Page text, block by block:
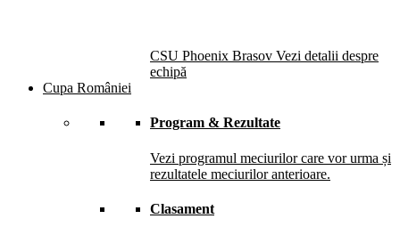
CSU Phoenix Brasov Vezi detalii despre
echipă
Cupa României
Program & Rezultate
Vezi programul meciurilor care vor urma și
rezultatele meciurilor anterioare.
Clasament